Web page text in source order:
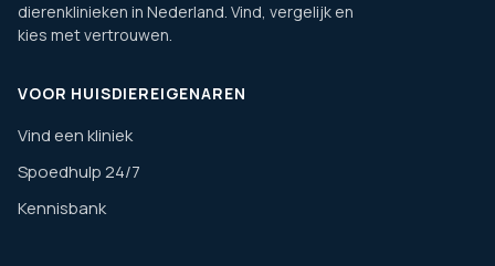
dierenklinieken in Nederland. Vind, vergelijk en
kies met vertrouwen.
VOOR HUISDIEREIGENAREN
Vind een kliniek
Spoedhulp 24/7
Kennisbank